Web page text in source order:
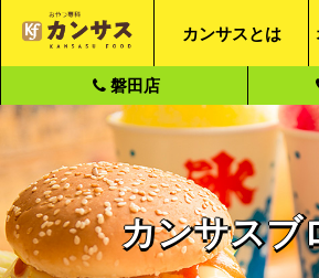
カンサスとは
磐田店
カンサスブ